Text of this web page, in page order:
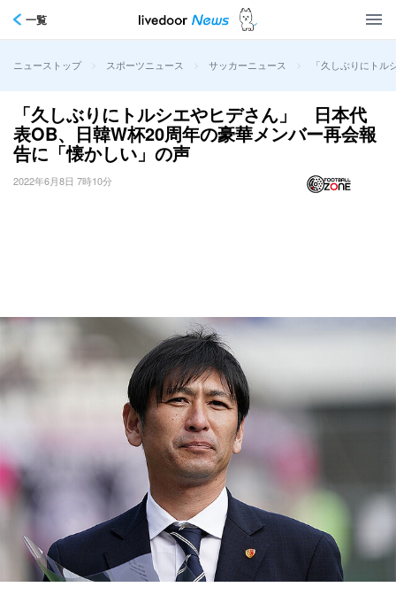
一覧
ニューストップ > スポーツニュース > サッカーニュース > 「久しぶりにト
「久しぶりにトルシエやヒデさん」 日本代
表OB、日韓W杯20周年の豪華メンバー再会報
告に「懐かしい」の声
2022年6月8日 7時10分